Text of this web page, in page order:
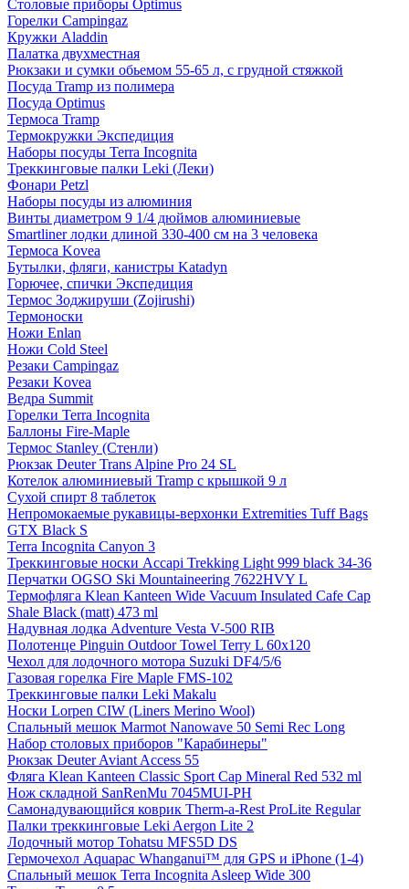
Столовые приборы Optimus
Горелки Campingaz
Кружки Aladdin
Палатка двухместная
Рюкзаки и сумки обьемом 55-65 л, с грудной стяжкой
Посуда Tramp из полимера
Посуда Optimus
Термоса Tramp
Термокружки Экспедиция
Наборы посуды Terra Incognita
Треккинговые палки Leki (Леки)
Фонари Petzl
Наборы посуды из алюминия
Винты диаметром 9 1/4 дюймов алюминиевые
Smartliner лодки длиной 330-400 см на 3 человека
Термоса Kovea
Бутылки, фляги, канистры Katadyn
Горючее, спички Экспедиция
Термос Зоджируши (Zojirushi)
Термоноски
Ножи Enlan
Ножи Cold Steel
Резаки Campingaz
Резаки Kovea
Ведра Summit
Горелки Terra Incognita
Баллоны Fire-Maple
Термос Stanley (Стенли)
Рюкзак Deuter Trans Alpine Pro 24 SL
Котелок алюминиевый Tramp с крышкой 9 л
Сухой спирт 8 таблеток
Непромокаемые рукавицы-верхонки Extremities Tuff Bags
GTX Black S
Terra Incognita Canyon 3
Треккинговые носки Accapi Trekking Light 999 black 34-36
Перчатки OGSO Ski Mountaineering 7622HVY L
Термофляга Klean Kanteen Wide Vacuum Insulated Cafe Cap
Shale Black (matt) 473 ml
Надувная лодка Adventure Vesta V-500 RIB
Полотенце Pinguin Outdoor Towel Terry L 60х120
Чехол для лодочного мотора Suzuki DF4/5/6
Газовая горелка Fire Maple FMS-102
Треккинговые палки Leki Makalu
Носки Lorpen CIW (Liners Merino Wool)
Спальный мешок Marmot Nanowave 50 Semi Rec Long
Набор столовых приборов "Карабинеры"
Рюкзак Deuter Aviant Access 55
Фляга Klean Kanteen Classic Sport Cap Mineral Red 532 ml
Нож складной SanRenMu 7045MUI-PH
Самонадувающийся коврик Therm-a-Rest ProLite Regular
Палки треккинговые Leki Aergon Lite 2
Лодочный мотор Tohatsu MFS5D DS
Гермочехол Aquapac Whanganui™ для GPS и iPhone (1-4)
Спальный мешок Terra Incognita Asleep Wide 300